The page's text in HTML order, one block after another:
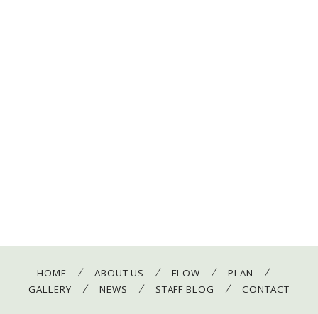
HOME / ABOUT US /FLOW /PLAN /
GALLERY / NEWS / STAFF BLOG /CONTACT